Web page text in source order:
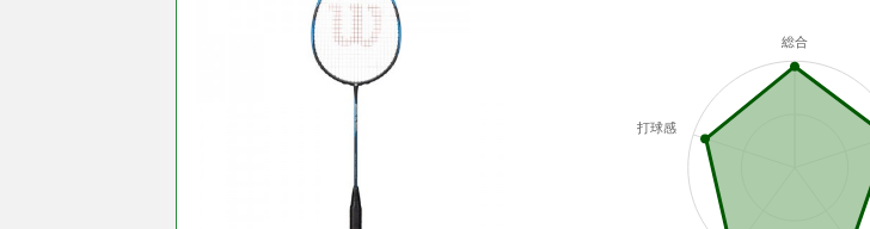
総合
打球感